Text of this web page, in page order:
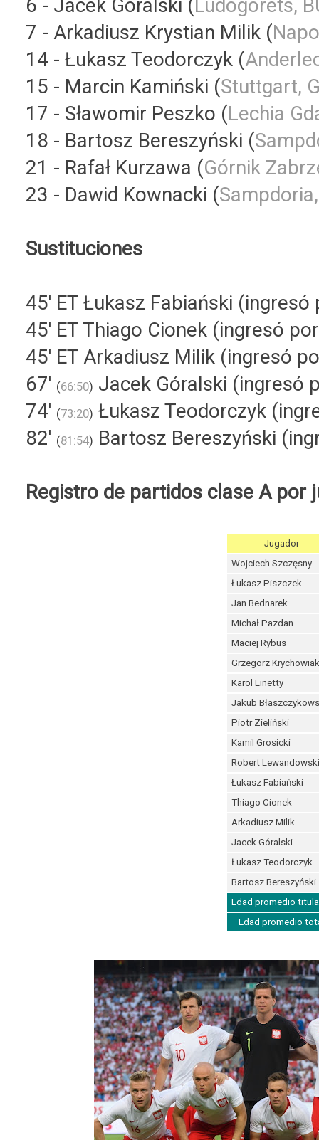
6 - Jacek Góralski ( Ludogorets,
7 - Arkadiusz Krystian Milik (
14 - Łukasz Teodorczyk (
15 - Marcin Kamiński (Stuttgart,
17 - Sławomir Peszko (Lechia
18 - Bartosz Bereszyński (
21 - Rafał Kurzawa (Górnik
23 - Dawid Kownacki (
Sustituciones
45' ET Łukasz Fabiański
45' ET Thiago Cionek (ingresó
45' ET Arkadiusz Milik (ingresó
67' (66:50) Jacek Góralski (ingresó
74' (73:20) Łukasz Teodorczyk
82' (81:54) Bartosz Bereszyński
Registro de partidos clase A por
Jugador
Wojciech Szczęsny
Łukasz Piszczek
Jan Bednarek
Michał Pazdan
Maciej Rybus
Grzegorz Krychowiak
Karol Linetty
Jakub
Piotr Zieliński
Kamil Grosicki
Robert Lewandowski
Łukasz Fabiański
Thiago Cionek
Arkadiusz Milik
Jacek Góralski
Łukasz Teodorczyk
Bartosz Bereszyński
Edad promedio
Edad promedio